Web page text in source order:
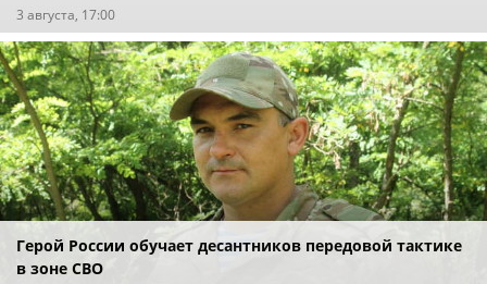
3 августа, 17:00
Герой России обучает десантников передовой тактике
в зоне СВО